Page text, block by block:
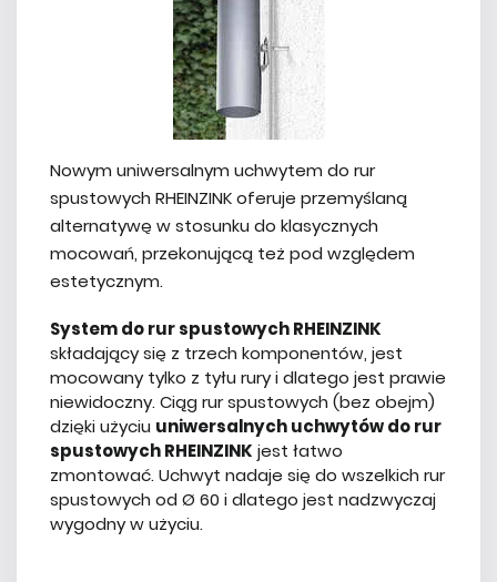
Nowym uniwersalnym uchwytem do rur
spustowych RHEINZINK oferuje przemyślaną
alternatywę w stosunku do klasycznych
mocowań, przekonującą też pod względem
estetycznym.
System do rur spustowych RHEINZINK
składający się z trzech komponentów, jest
mocowany tylko z tyłu rury i dlatego jest prawie
niewidoczny. Ciąg rur spustowych (bez obejm)
dzięki użyciu uniwersalnych uchwytów do rur
spustowych RHEINZINK jest łatwo
zmontować. Uchwyt nadaje się do wszelkich rur
spustowych od Ø 60 i dlatego jest nadzwyczaj
wygodny w użyciu.